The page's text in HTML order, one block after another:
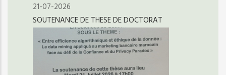
21-07-2026
SOUTENANCE DE THESE DE DOCTORAT